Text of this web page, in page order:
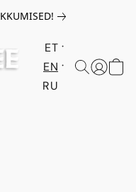
ET
EN
RU